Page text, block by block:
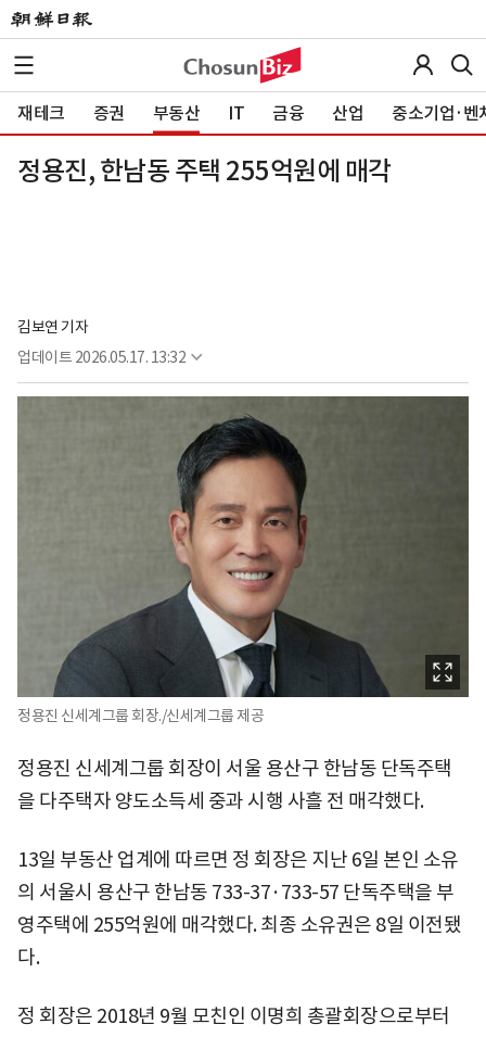
재테크 증권 부동산 IT 금융 산업 중소기업·벤
정용진, 한남동 주택 255억원에 매각
김보연 기자
업데이트 2026.05.17. 13:32
정용진 신세계그룹 회장./신세계그룹 제공
정용진 신세계그룹 회장이 서울 용산구 한남동 단독주택
을 다주택자 양도소득세 중과 시행 사흘 전 매각했다.
13일 부동산 업계에 따르면 정 회장은 지난 6일 본인 소유
의 서울시 용산구 한남동 733-37·733-57 단독주택을 부
영주택에 255억원에 매각했다. 최종 소유권은 8일 이전됐
다.
정 회장은 2018년 9월 모친인 이명희 총괄회장으로부터